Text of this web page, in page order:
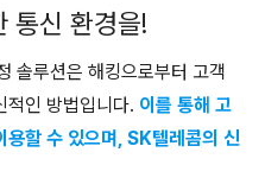
통신 환경을!
솔루션은 해킹으로부터 고객
적인 방법입니다. 이를 통해 고
용할 수 있으며, SK텔레콤의 신